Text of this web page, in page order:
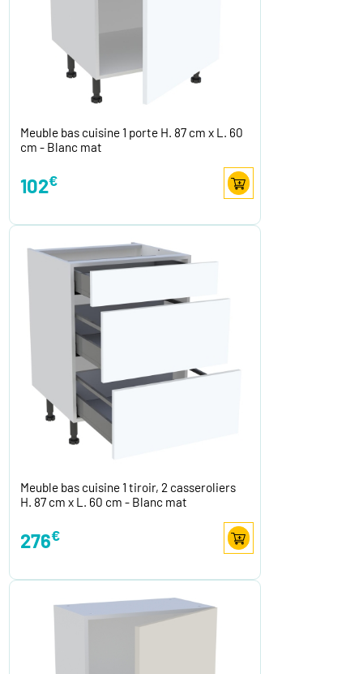
Meuble bas cuisine 1 porte H. 87 cm x L. 60
cm - Blanc mat
102€
Meuble bas cuisine 1 tiroir, 2 casseroliers
H. 87 cm x L. 60 cm - Blanc mat
276€